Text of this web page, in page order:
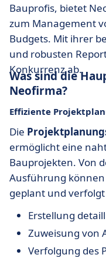
Bauprofis, bietet
zum Management
Budgets. Mit ihrer
und robusten
Konkurrenz ab.
Was sind die
Neofirma?
Effiziente
Die
ermöglicht eine
Bauprojekten. Von
Ausführung
geplant und
Erstellung
Zuweisung von
Verfolgung des